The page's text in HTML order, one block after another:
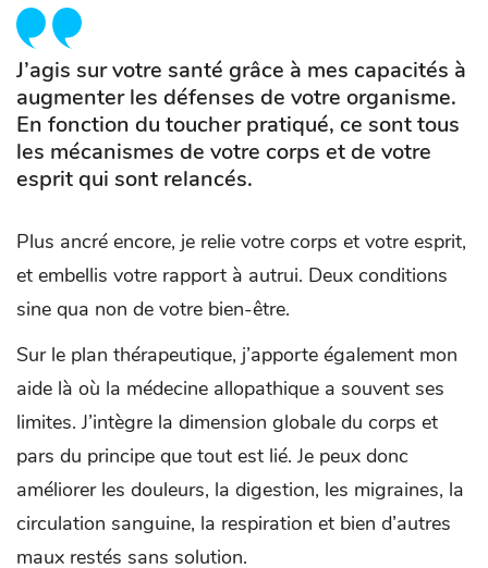
J’agis sur votre santé grâce à mes capacités à
augmenter les défenses de votre organisme.
En fonction du toucher pratiqué, ce sont tous
les mécanismes de votre corps et de votre
esprit qui sont relancés.
Plus ancré encore, je relie votre corps et votre esprit,
et embellis votre rapport à autrui. Deux conditions
sine qua non de votre bien-être.
Sur le plan thérapeutique, j’apporte également mon
aide là où la médecine allopathique a souvent ses
limites. J’intègre la dimension globale du corps et
pars du principe que tout est lié. Je peux donc
améliorer les douleurs, la digestion, les migraines, la
circulation sanguine, la respiration et bien d’autres
maux restés sans solution.